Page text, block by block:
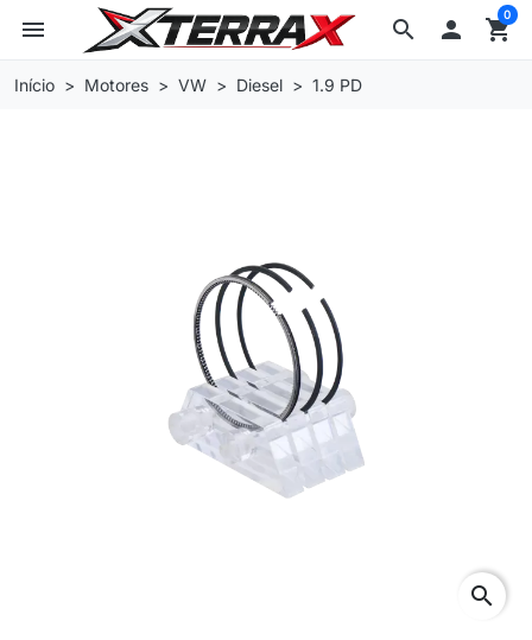
search
menu  shopping_cart
0
Início Motores VW Diesel 1.9 PD
search